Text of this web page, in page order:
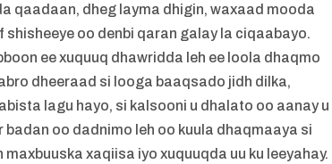
qaadaan, dheg layma dhigin, waxaad mooda
oo denbi qaran galay la ciqaabayo.
ee xuquuq dhawridda leh ee loola dhaqmo
dheeraad si looga baaqsado jidh dilka,
lagu hayo, si kalsooni u dhalato oo aanay u
oo dadnimo leh oo kuula dhaqmaaya si
xaqiisa iyo xuquuqda uu ku leeyahay.